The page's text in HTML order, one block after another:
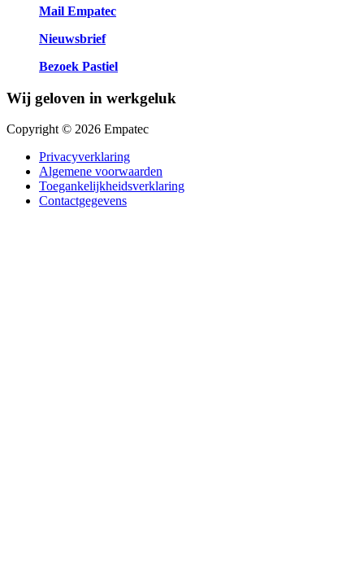
Mail Empatec
Nieuwsbrief
Bezoek Pastiel
Wij geloven in werkgeluk
Copyright © 2026 Empatec
Privacyverklaring
Algemene voorwaarden
Toegankelijkheidsverklaring
Contactgegevens